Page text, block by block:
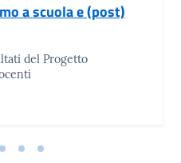
a scuola e (post)
del Progetto